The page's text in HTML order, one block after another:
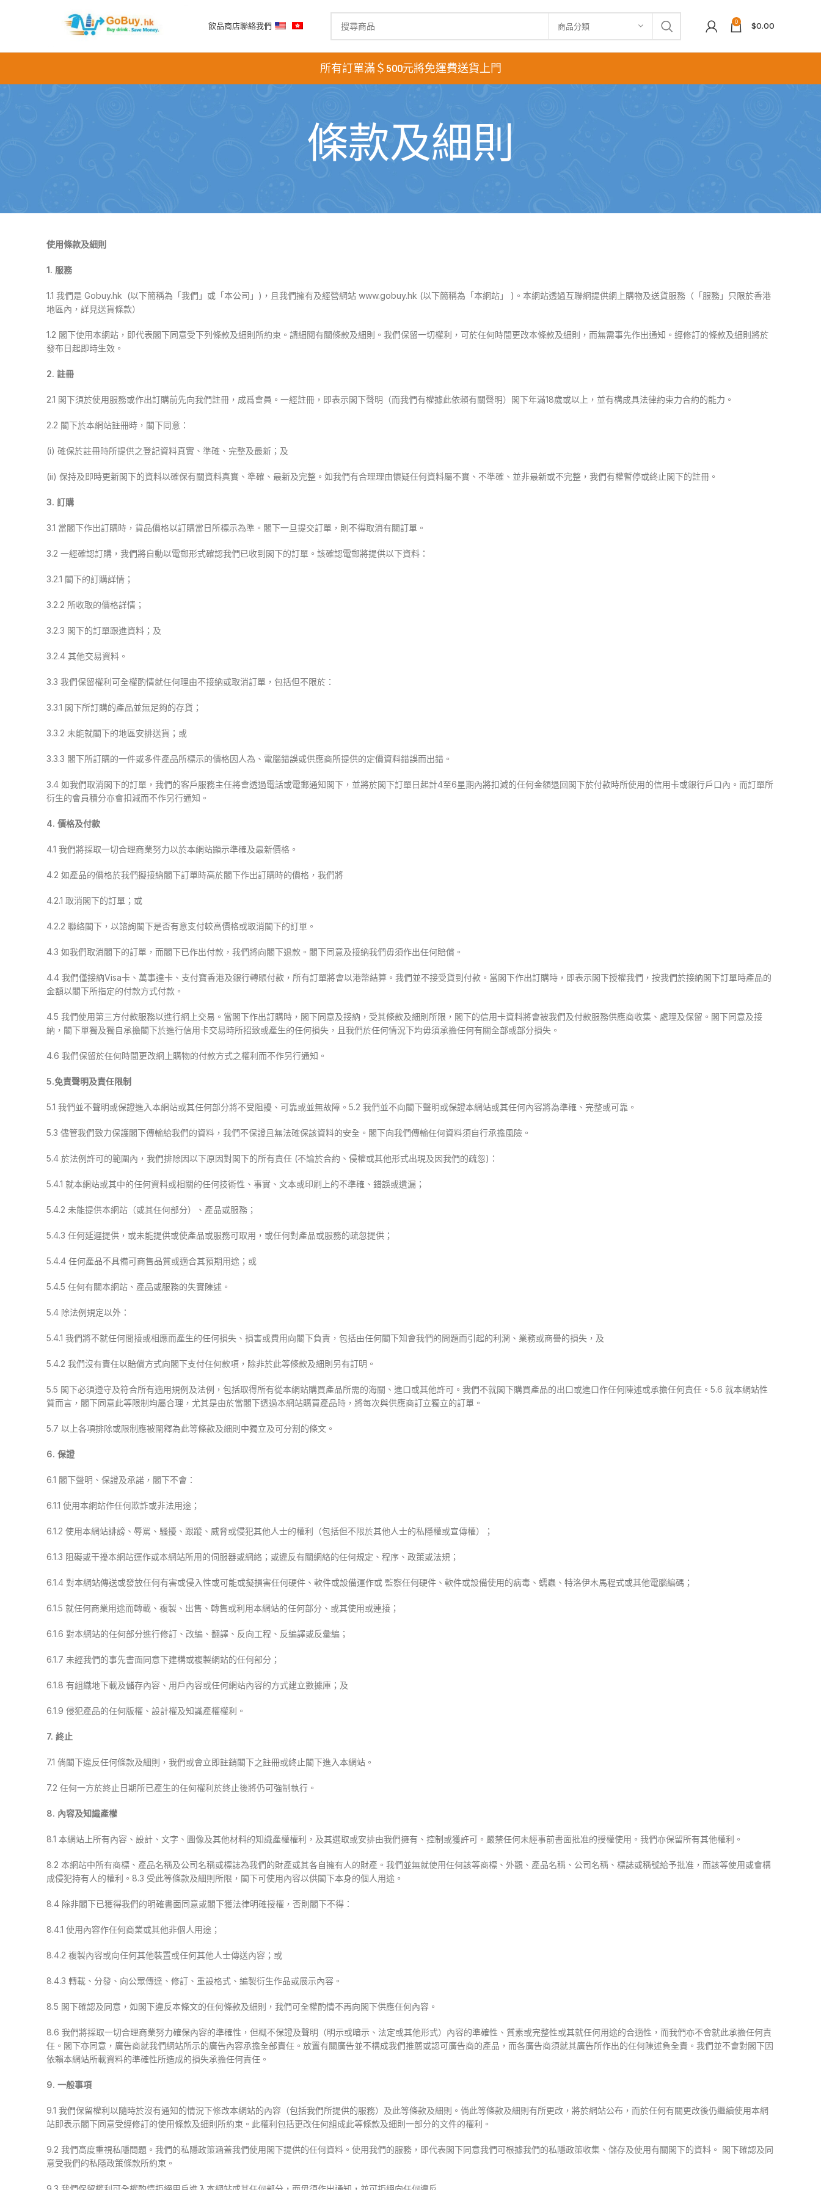
飲品商店聯絡我們 商品分類 0 $0.00
所有訂單滿＄500元將免運費送貨上門
條款及細則
使用條款及細則
1. 服務
1.1 我們是 Gobuy.hk (以下簡稱為「我們」或「本公司」)，且我們擁有及經營網站 www.gobuy.hk (以下簡稱為「本網站」 )。本網站透過互聯網提供網上購物及送貨服務（「服務」只限於香港
地區內，詳見送貨條款）
1.2 閣下使用本網站，即代表閣下同意受下列條款及細則所約束。請細閱有關條款及細則。我們保留一切權利，可於任何時間更改本條款及細則，而無需事先作出通知。經修訂的條款及細則將於
發布日起即時生效。
2. 註冊
2.1 閣下須於使用服務或作出訂購前先向我們註冊，成爲會員。一經註冊，即表示閣下聲明（而我們有權據此依賴有關聲明）閣下年滿18歲或以上，並有構成具法律約束力合約的能力。
2.2 閣下於本網站註冊時，閣下同意：
(i) 確保於註冊時所提供之登記資料真實、準確、完整及最新；及
(ii) 保持及即時更新閣下的資料以確保有關資料真實、準確、最新及完整。如我們有合理理由懷疑任何資料屬不實、不準確、並非最新或不完整，我們有權暫停或終止閣下的註冊。
3. 訂購
3.1 當閣下作出訂購時，貨品價格以訂購當日所標示為準。閣下一旦提交訂單，則不得取消有關訂單。
3.2 一經確認訂購，我們將自動以電郵形式確認我們已收到閣下的訂單。該確認電郵將提供以下資料：
3.2.1 閣下的訂購詳情；
3.2.2 所收取的價格詳情；
3.2.3 閣下的訂單跟進資料；及
3.2.4 其他交易資料。
3.3 我們保留權利可全權酌情就任何理由不接納或取消訂單，包括但不限於：
3.3.1 閣下所訂購的產品並無足夠的存貨；
3.3.2 未能就閣下的地區安排送貨；或
3.3.3 閣下所訂購的一件或多件產品所標示的價格因人為、電腦錯誤或供應商所提供的定價資料錯誤而出錯。
3.4 如我們取消閣下的訂單，我們的客戶服務主任將會透過電話或電郵通知閣下，並將於閣下訂單日起計4至6星期內將扣減的任何金額退回閣下於付款時所使用的信用卡或銀行戶口內。而訂單所
衍生的會員積分亦會扣減而不作另行通知。
​4. 價格及付款
4.1 我們將採取一切合理商業努力以於本網站顯示準確及最新價格。
4.2 如產品的價格於我們擬接納閣下訂單時高於閣下作出訂購時的價格，我們將
4.2.1 取消閣下的訂單；或
4.2.2 聯絡閣下，以諮詢閣下是否有意支付較高價格或取消閣下的訂單。
4.3 如我們取消閣下的訂單，而閣下已作出付款，我們將向閣下退款。閣下同意及接納我們毋須作出任何賠償。
4.4 我們僅接納Visa卡、萬事達卡、支付寶香港及銀行轉賬付款，所有訂單將會以港幣結算。我們並不接受貨到付款。當閣下作出訂購時，即表示閣下授權我們，按我們於接納閣下訂單時產品的
金額以閣下所指定的付款方式付款。
4.5 我們使用第三方付款服務以進行網上交易。當閣下作出訂購時，閣下同意及接納，受其條款及細則所限，閣下的信用卡資料將會被我們及付款服務供應商收集、處理及保留。閣下同意及接
納，閣下單獨及獨自承擔閣下於進行信用卡交易時所招致或產生的任何損失，且我們於任何情況下均毋須承擔任何有關全部或部分損失。
4.6 我們保留於任何時間更改網上購物的付款方式之權利而不作另行通知。
5.免責聲明及責任限制
5.1 我們並不聲明或保證進入本網站或其任何部分將不受阻擾、可靠或並無故障。5.2 我們並不向閣下聲明或保證本網站或其任何內容將為準確、完整或可靠。
5.3 儘管我們致力保護閣下傳輸給我們的資料，我們不保證且無法確保該資料的安全。閣下向我們傳輸任何資料須自行承擔風險。
5.4 於法例許可的範圍內，我們排除因以下原因對閣下的所有責任 (不論於合約、侵權或其他形式出現及因我們的疏忽)：
5.4.1 就本網站或其中的任何資料或相關的任何技術性、事實、文本或印刷上的不準確、錯誤或遺漏；
5.4.2 未能提供本網站（或其任何部分）、產品或服務；
5.4.3 任何延遲提供，或未能提供或使產品或服務可取用，或任何對產品或服務的疏忽提供；
5.4.4 任何產品不具備可商售品質或適合其預期用途；或
5.4.5 任何有關本網站、產品或服務的失實陳述。
5.4 除法例規定以外：
5.4.1 我們將不就任何間接或相應而產生的任何損失、損害或費用向閣下負責，包括由任何閣下知會我們的問題而引起的利潤、業務或商譽的損失，及
5.4.2 我們沒有責任以賠償方式向閣下支付任何款項，除非於此等條款及細則另有訂明。
5.5 閣下必須遵守及符合所有適用規例及法例，包括取得所有從本網站購買產品所需的海關、進口或其他許可。我們不就閣下購買產品的出口或進口作任何陳述或承擔任何責任。5.6 就本網站性
質而言，閣下同意此等限制均屬合理，尤其是由於當閣下透過本網站購買產品時，將每次與供應商訂立獨立的訂單。
5.7 以上各項排除或限制應被闡釋為此等條款及細則中獨立及可分割的條文。
6. 保證
6.1 閣下聲明、保證及承諾，閣下不會：
6.1.1 使用本網站作任何欺詐或非法用途；
6.1.2 使用本網站誹謗、辱駡、騷擾、跟蹤、威脅或侵犯其他人士的權利（包括但不限於其他人士的私隱權或宣傳權）；
6.1.3 阻礙或干擾本網站運作或本網站所用的伺服器或網絡；或違反有關網絡的任何規定、程序、政策或法規；
6.1.4 對本網站傳送或發放任何有害或侵入性或可能或擬損害任何硬件、軟件或設備運作或 監察任何硬件、軟件或設備使用的病毒、蠕蟲、特洛伊木馬程式或其他電腦編碼；
6.1.5 就任何商業用途而轉載、複製、出售、轉售或利用本網站的任何部分、或其使用或連接；
6.1.6 對本網站的任何部分進行修訂、改編、翻譯、反向工程、反編譯或反彙編；
6.1.7 未經我們的事先書面同意下建構或複製網站的任何部分；
6.1.8 有組織地下載及儲存內容、用戶內容或任何網站內容的方式建立數據庫；及
6.1.9 侵犯產品的任何版權、設計權及知識產權權利。
7. 終止
7.1 倘閣下違反任何條款及細則，我們或會立即註銷閣下之註冊或終止閣下進入本網站。
7.2 任何一方於終止日期所已產生的任何權利於終止後將仍可強制執行。
8. 內容及知識產權
8.1 本網站上所有內容、設計、文字、圖像及其他材料的知識產權權利，及其選取或安排由我們擁有、控制或獲許可。嚴禁任何未經事前書面批准的授權使用。我們亦保留所有其他權利。
8.2 本網站中所有商標、產品名稱及公司名稱或標誌為我們的財產或其各自擁有人的財產。我們並無就使用任何該等商標、外觀、產品名稱、公司名稱、標誌或稱號給予批准，而該等使用或會構
成侵犯持有人的權利。8.3 受此等條款及細則所限，閣下可使用內容以供閣下本身的個人用途。
8.4 除非閣下已獲得我們的明確書面同意或閣下獲法律明確授權，否則閣下不得：
8.4.1 使用內容作任何商業或其他非個人用途；
8.4.2 複製內容或向任何其他裝置或任何其他人士傳送內容；或
8.4.3 轉載、分發、向公眾傳達、修訂、重設格式、編製衍生作品或展示內容。
8.5 閣下確認及同意，如閣下違反本條文的任何條款及細則，我們可全權酌情不再向閣下供應任何內容。
8.6 我們將採取一切合理商業努力確保內容的準確性，但概不保證及聲明（明示或暗示、法定或其他形式）內容的準確性、質素或完整性或其就任何用途的合適性，而我們亦不會就此承擔任何責
任。閣下亦同意，廣告商就我們網站所示的廣告內容承擔全部責任。放置有關廣告並不構成我們推薦或認可廣告商的產品，而各廣告商須就其廣告所作出的任何陳述負全責。我們並不會對閣下因
依賴本網站所載資料的準確性所造成的損失承擔任何責任。
9. 一般事項
9.1 我們保留權利以隨時於沒有通知的情況下修改本網站的內容（包括我們所提供的服務）及此等條款及細則。倘此等條款及細則有所更改，將於網站公布，而於任何有關更改後仍繼續使用本網
站即表示閣下同意受經修訂的使用條款及細則所約束。此權利包括更改任何組成此等條款及細則一部分的文件的權利。
9.2 我們高度重視私隱問題。我們的私隱政策涵蓋我們使用閣下提供的任何資料。使用我們的服務，即代表閣下同意我們可根據我們的私隱政策收集、儲存及使用有關閣下的資料。 閣下確認及同
意受我們的私隱政策條款所約束。